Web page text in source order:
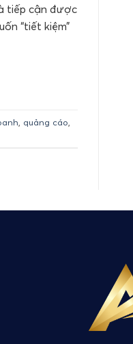
tiếp cận được
“tiết kiệm”
quảng cáo